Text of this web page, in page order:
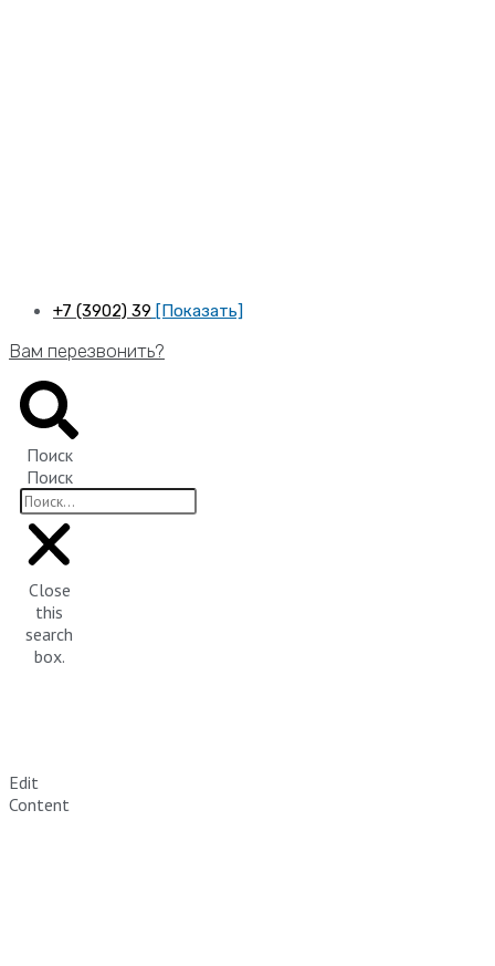
+7 (3902) 39 [Показать]
Вам перезвонить?
Поиск
Поиск
Close
this
search
box.
Edit
Content